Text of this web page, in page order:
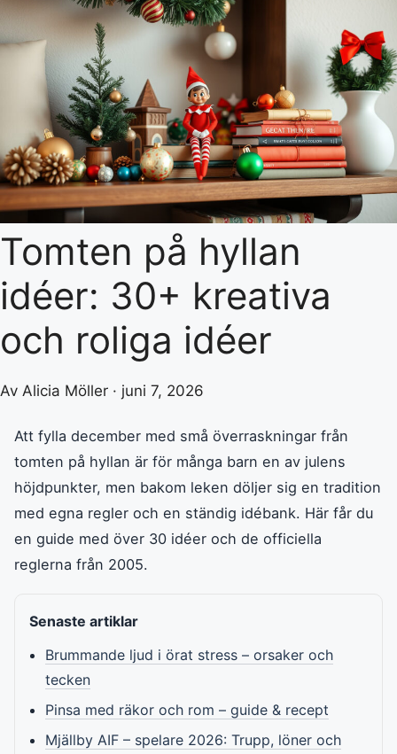
Tomten på hyllan
idéer: 30+ kreativa
och roliga idéer
Av Alicia Möller · juni 7, 2026
Att fylla december med små överraskningar från
tomten på hyllan är för många barn en av julens
höjdpunkter, men bakom leken döljer sig en tradition
med egna regler och en ständig idébank. Här får du
en guide med över 30 idéer och de officiella
reglerna från 2005.
Senaste artiklar
Brummande ljud i örat stress – orsaker och
tecken
Pinsa med räkor och rom – guide & recept
Mjällby AIF – spelare 2026: Trupp, löner och